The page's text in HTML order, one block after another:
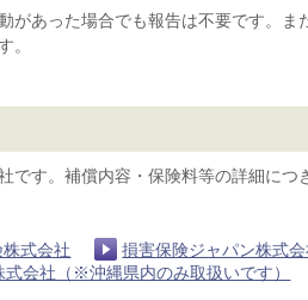
があった場合でも報告は不要です。ま
。
です。補償内容・保険料等の詳細につ
式会社
損害保険ジャパン株式
会社（※沖縄県内のみ取扱いです）